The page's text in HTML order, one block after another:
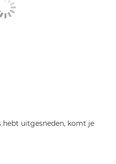
hebt uitgesneden, komt je